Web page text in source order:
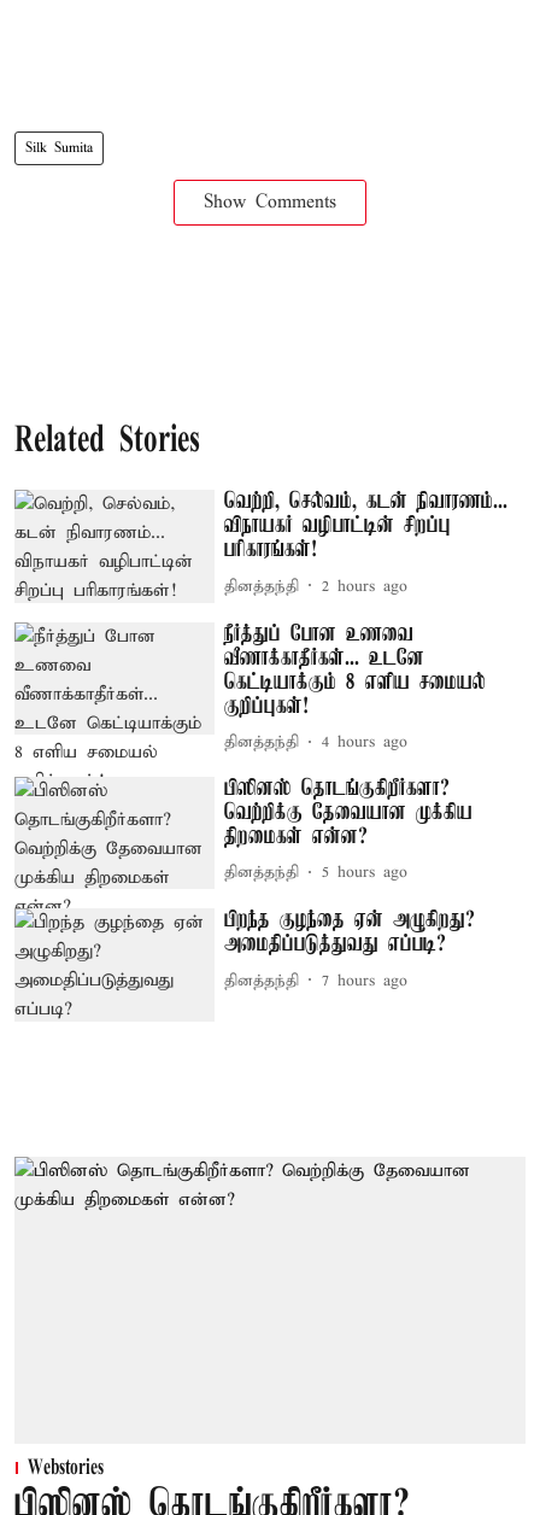
Silk Sumita
Show Comments
Related Stories
வெற்றி, செல்வம், கடன் நிவாரணம்...
விநாயகர் வழிபாட்டின் சிறப்பு
பரிகாரங்கள்!
தினத்தந்தி 2 hours ago
நீர்த்துப் போன உணவை
வீணாக்காதீர்கள்... உடனே
கெட்டியாக்கும் 8 எளிய சமையல்
குறிப்புகள்!
தினத்தந்தி 4 hours ago
பிஸினஸ் தொடங்குகிறீர்களா?
வெற்றிக்கு தேவையான முக்கிய
திறமைகள் என்ன?
தினத்தந்தி 5 hours ago
பிறந்த குழந்தை ஏன் அழுகிறது?
அமைதிப்படுத்துவது எப்படி?
தினத்தந்தி 7 hours ago
Webstories
பிஸினஸ் தொடங்குகிறீர்களா?